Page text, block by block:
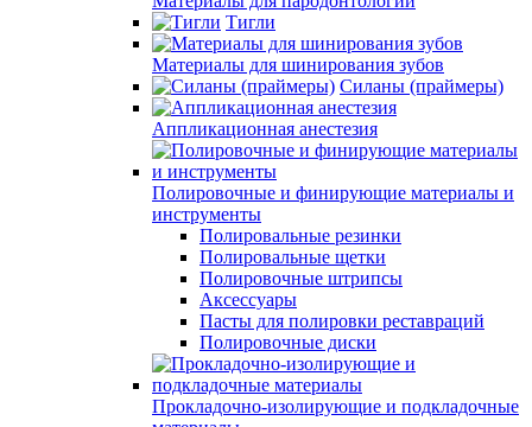
Тигли
Материалы для шинирования зубов
Силаны (праймеры)
Аппликационная анестезия
Полировочные и финирующие материалы и
инструменты
Полировальные резинки
Полировальные щетки
Полировочные штрипсы
Аксессуары
Пасты для полировки реставраций
Полировочные диски
Прокладочно-изолирующие и подкладочные